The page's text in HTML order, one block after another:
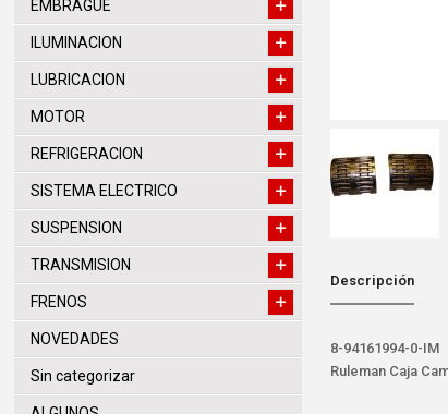
Descripción
8-94161994-0-IM
Ruleman Caja
EMBRAGUE
ILUMINACION
LUBRICACION
MOTOR
REFRIGERACION
SISTEMA ELECTRICO
SUSPENSION
TRANSMISION
FRENOS
NOVEDADES
Sin categorizar